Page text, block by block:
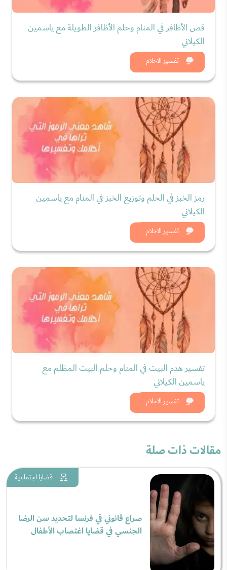
تفسير الاحلام
قص الأظافر في المنام وحلم الأظافر الطويلة مع ياسمين
الكيلاني
شاهد الان
تفسير الاحلام
رمز الخبز في الحلم وتوزيع الخبز في المنام مع ياسمين
الكيلاني
شاهد الان
تفسير الاحلام
تفسير هدم البيت في المنام وحلم البيت المظلم مع
ياسمين الكيلاني
شاهد الان
مقالات ذات صلة
قضايا اجتماعية
صراع قانوني في فرنسا لتحديد سن الرضا
الجنسي في قضايا اغتصاب الأطفال